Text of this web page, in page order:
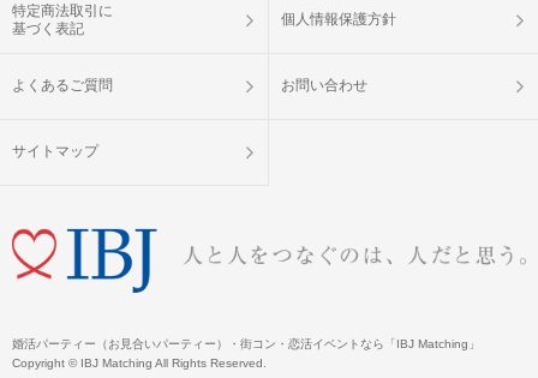
特定商法取引に
基づく表記
個人情報保護方針
よくあるご質問 お問い合わせ
サイトマップ
婚活パーティー（お見合いパーティー）・街コン・恋活イベントなら「IBJ Matching」
Copyright © IBJ Matching All Rights Reserved.